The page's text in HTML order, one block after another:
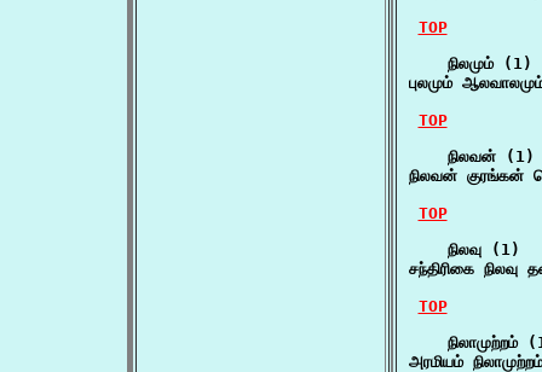
TOP
    நிலமும் (1)
புலமும்
TOP
    நிலவன் (1)
நிலவன் குரங்கன்
TOP
    நிலவு (1)
சந்திரிகை
TOP
நிலாமுற்றம்
அரமியம்